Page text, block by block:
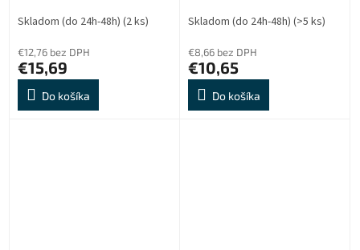
Skladom (do 24h-48h) (2 ks)
€12,76 bez DPH
€15,69
Do košíka
Skladom (do 24h-48h) (>5 ks)
€8,66 bez DPH
€10,65
Do košíka